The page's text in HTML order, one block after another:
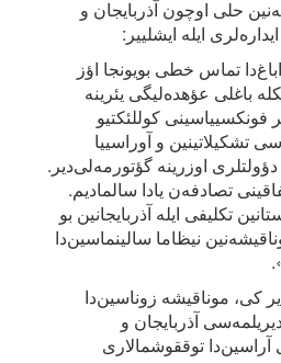
حلی اوچون آذربایجان و
ایله ایشلییر:
تماس خطی بویونجا اؤز
باغلی عؤهده‌لیگی یئرینه
کوللئکتیو
تشکیلاتینین و آوراسییا
اوزرینه گؤتورمه‌لی‌دیر.
تصادفه‌ن یادا سالمادیم.
تکلیفی ایله آذربایجانین بو
نیظاما سالینماسین‌دا
کی، موناقیشه زوناسین‌دا
آذربایجان و
توققوشمالاری